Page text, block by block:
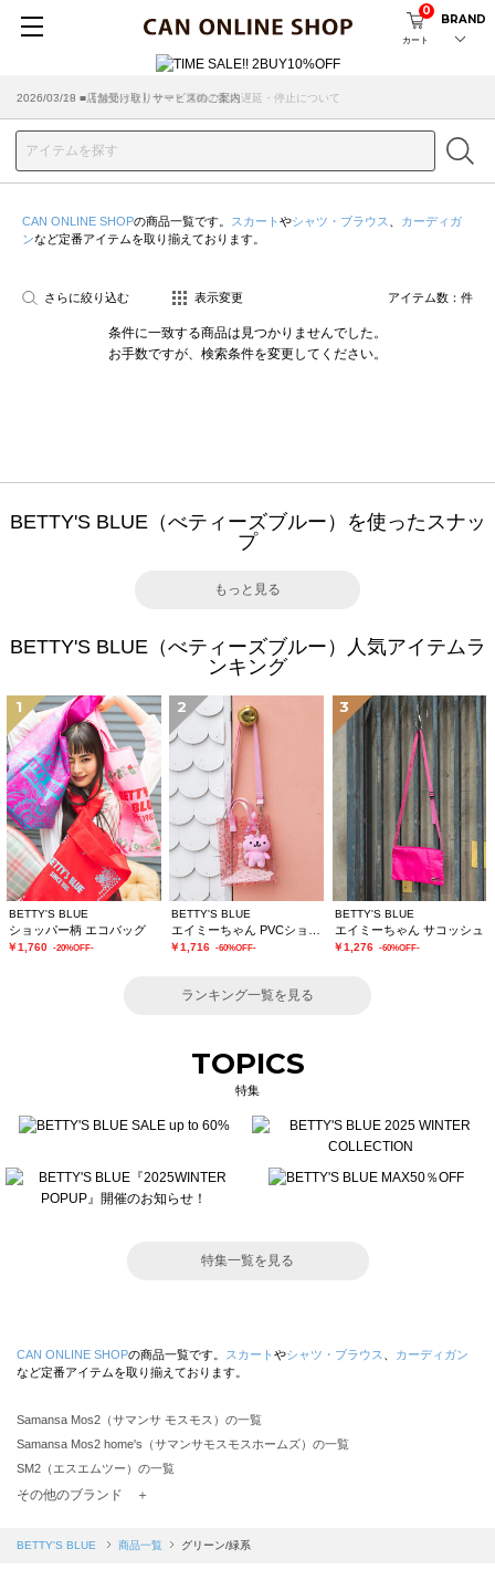
カート
0
BRAND
2026/07/29 ■【お知らせ】ヤマト運輸の配送遅延・停止について
2026/03/18 ■店舗受け取りサービスのご案内
CAN ONLINE SHOPの商品一覧です。 スカート やシャツ・ブラウス
カーディガ
ンなど定番アイテムを取り揃えております。
さらに絞り込む 表示変更 アイテム数： 件
条件に一致する商品は見つかりませんでした。
お手数ですが、検索条件を変更してください。
BETTY'S BLUE（べティーズブルー）を使ったスナッ
プ
もっと見る
BETTY'S BLUE（べティーズブルー）人気アイテムラ
ンキング
1
BETTY'S BLUE
ショッパー柄 エコバッグ
￥1,760 -20%OFF-
2
BETTY'S BLUE
￥1,716 -60%OFF-
3
BETTY'S BLUE
エイミーちゃん サコッシュ
￥1,276 -60%OFF-
ランキング一覧を見る
TOPICS
特集
特集一覧を見る
CAN ONLINE SHOPの商品一覧です。 スカート やシャツ・ブラウス
カーディガン
など定番アイテムを取り揃えております。
Samansa Mos2（サマンサ モスモス）の一覧
Samansa Mos2 home's（サマンサモスモスホームズ）の一覧
SM2（エスエムツー）の一覧
TSUHARU by Samansa Mos2（ツハルバイサマンサモスモス）の一覧
Samansa Mos2 blue（サマンサモスモス ブルー）の一覧
その他のブランド ＋
BETTY'S BLUE 商品一覧 グリーン/緑系